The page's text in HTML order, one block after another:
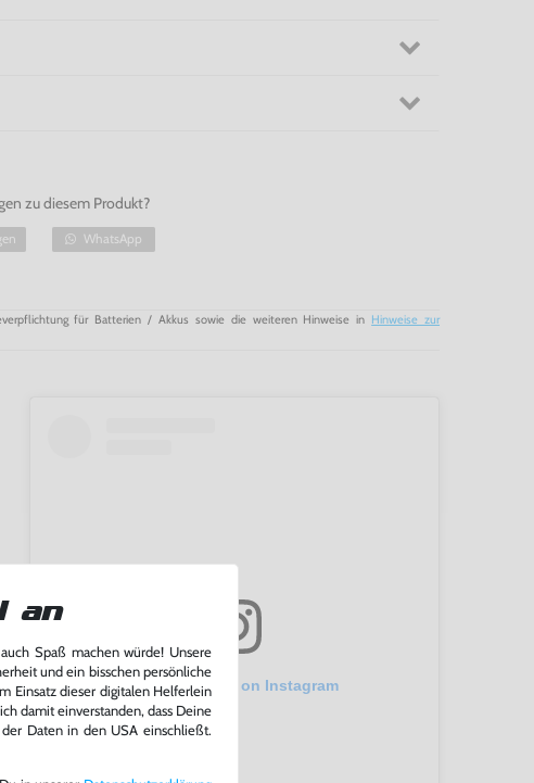
zu diesem Produkt?
WhatsApp
für Batterien / Akkus sowie die weiteren Hinweise in Hinweise zur
View this post on Instagram
an
Spaß machen würde! Unsere
und ein bisschen persönliche
Einsatz dieser digitalen Helferlein
damit einverstanden, dass Deine
Daten in den USA einschließt.